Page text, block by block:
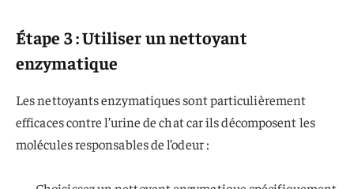
Étape 3 : Utiliser un nettoyant
enzymatique
Les nettoyants enzymatiques sont particulièrement
efficaces contre l’urine de chat car ils décomposent les
molécules responsables de l’odeur :